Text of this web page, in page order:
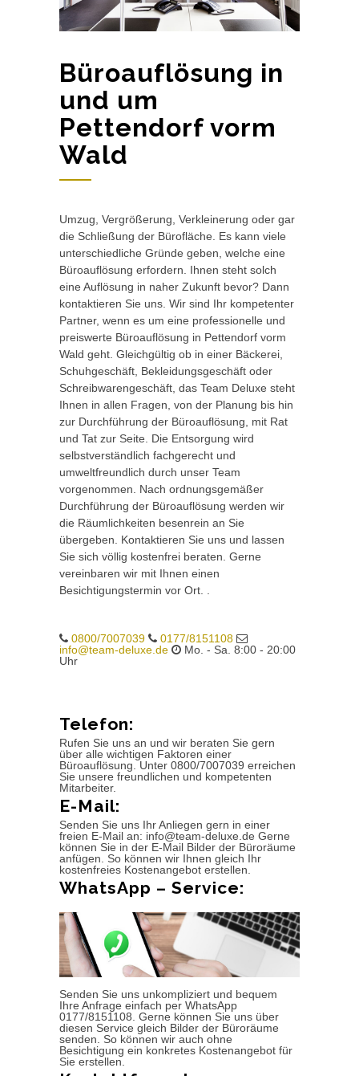
Büroauflösung in
und um
Pettendorf vorm
Wald
Umzug, Vergrößerung, Verkleinerung oder gar
die Schließung der Bürofläche. Es kann viele
unterschiedliche Gründe geben, welche eine
Büroauflösung erfordern. Ihnen steht solch
eine Auflösung in naher Zukunft bevor? Dann
kontaktieren Sie uns. Wir sind Ihr kompetenter
Partner, wenn es um eine professionelle und
preiswerte Büroauflösung in Pettendorf vorm
Wald geht. Gleichgültig ob in einer Bäckerei,
Schuhgeschäft, Bekleidungsgeschäft oder
Schreibwarengeschäft, das Team Deluxe steht
Ihnen in allen Fragen, von der Planung bis hin
zur Durchführung der Büroauflösung, mit Rat
und Tat zur Seite. Die Entsorgung wird
selbstverständlich fachgerecht und
umweltfreundlich durch unser Team
vorgenommen. Nach ordnungsgemäßer
Durchführung der Büroauflösung werden wir
die Räumlichkeiten besenrein an Sie
übergeben. Kontaktieren Sie uns und lassen
Sie sich völlig kostenfrei beraten. Gerne
vereinbaren wir mit Ihnen einen
Besichtigungstermin vor Ort. .
0800/7007039
0177/8151108
info@team-deluxe.de
Mo. - Sa. 8:00 - 20:00
Uhr
Telefon:
Rufen Sie uns an und wir beraten Sie gern
über alle wichtigen Faktoren einer
Büroauflösung. Unter 0800/7007039 erreichen
Sie unsere freundlichen und kompetenten
Mitarbeiter.
E-Mail:
Senden Sie uns Ihr Anliegen gern in einer
freien E-Mail an: info@team-deluxe.de Gerne
können Sie in der E-Mail Bilder der Büroräume
anfügen. So können wir Ihnen gleich Ihr
kostenfreies Kostenangebot erstellen.
WhatsApp – Service:
Senden Sie uns unkompliziert und bequem
Ihre Anfrage einfach per WhatsApp
0177/8151108. Gerne können Sie uns über
diesen Service gleich Bilder der Büroräume
senden. So können wir auch ohne
Besichtigung ein konkretes Kostenangebot für
Sie erstellen.